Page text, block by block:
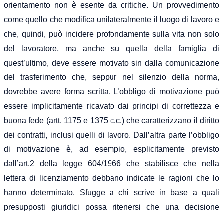
orientamento non è esente da critiche. Un provvedimento
come quello che modifica unilateralmente il luogo di lavoro e
che, quindi, può incidere profondamente sulla vita non solo
del lavoratore, ma anche su quella della famiglia di
quest’ultimo, deve essere motivato sin dalla comunicazione
del trasferimento che, seppur nel silenzio della norma,
dovrebbe avere forma scritta. L’obbligo di motivazione può
essere implicitamente ricavato dai principi di correttezza e
buona fede (artt. 1175 e 1375 c.c.) che caratterizzano il diritto
dei contratti, inclusi quelli di lavoro. Dall’altra parte l’obbligo
di motivazione è, ad esempio, esplicitamente previsto
dall’art.2 della legge 604/1966 che stabilisce che nella
lettera di licenziamento debbano indicate le ragioni che lo
hanno determinato. Sfugge a chi scrive in base a quali
presupposti giuridici possa ritenersi che una decisione